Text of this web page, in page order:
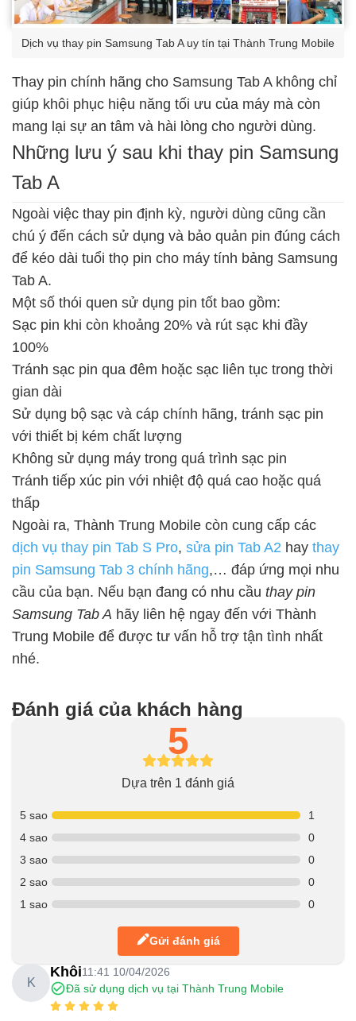
Dịch vụ thay pin Samsung Tab A uy tín tại Thành Trung Mobile
Thay pin chính hãng cho Samsung Tab A không chỉ
giúp khôi phục hiệu năng tối ưu của máy mà còn
mang lại sự an tâm và hài lòng cho người dùng.
Những lưu ý sau khi thay pin Samsung
Tab A
Ngoài việc thay pin định kỳ, người dùng cũng cần
chú ý đến cách sử dụng và bảo quản pin đúng cách
để kéo dài tuổi thọ pin cho máy tính bảng Samsung
Tab A.
Một số thói quen sử dụng pin tốt bao gồm:
Sạc pin khi còn khoảng 20% và rút sạc khi đầy
100%
Tránh sạc pin qua đêm hoặc sạc liên tục trong thời
gian dài
Sử dụng bộ sạc và cáp chính hãng, tránh sạc pin
với thiết bị kém chất lượng
Không sử dụng máy trong quá trình sạc pin
Tránh tiếp xúc pin với nhiệt độ quá cao hoặc quá
thấp
Ngoài ra, Thành Trung Mobile còn cung cấp các
dịch vụ thay pin Tab S Pro, sửa pin Tab A2 hay thay
pin Samsung Tab 3 chính hãng,… đáp ứng mọi nhu
cầu của bạn. Nếu bạn đang có nhu cầu thay pin
Samsung Tab A hãy liên hệ ngay đến với Thành
Trung Mobile để được tư vấn hỗ trợ tận tình nhất
nhé.
Đánh giá của khách hàng
5
Dựa trên 1 đánh giá
5 sao
1
4 sao
0
3 sao
0
2 sao
0
1 sao
0
Gửi đánh giá
K
Khôi11:41 10/04/2026
Đã sử dụng dịch vụ tại Thành Trung Mobile